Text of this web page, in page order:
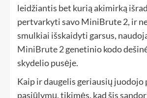
leidžiantis bet kurią akimirką
pertvarkyti savo MiniBrute 2, ir
smulkiai išskaidyti garsus,
MiniBrute 2genetinio kodo
skydelio pusėje.
Kaip ir daugelis geriausių
pasiūlymų, tikimės, kad šis